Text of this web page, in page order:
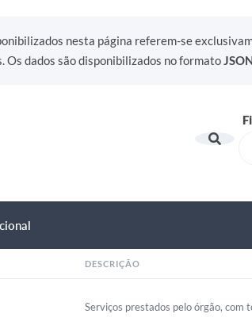
nesta página referem-se
Os dados são disponibilizados no formato
DESCRIÇÃO
Serviços prestados pelo órgão, com